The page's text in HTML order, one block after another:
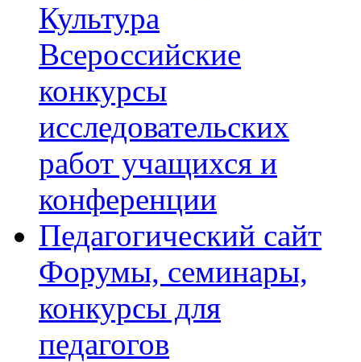
Культура
Всероссийские
конкурсы
исследовательских
работ учащихся и
конференции
Педагогический сайт
Форумы, семинары,
конкурсы для
педагогов
научными
предприятиями
для
популяризации
профессии
учёного.
Сборник
подготовлен
в
рамках
проекта
«Институт
наставничества
«ОБНИНСКИЙ
ПОТЕНЦИАЛ»
по
организации
проектной
и
исследовательской
учащихся»